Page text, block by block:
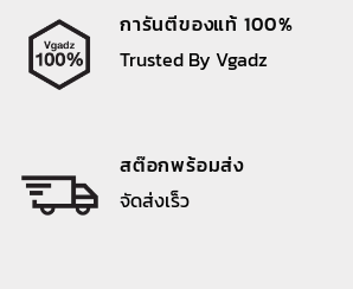
การันตีของแท้ 100%
Trusted By Vgadz
สต๊อกพร้อมส่ง
จัดส่งเร็ว